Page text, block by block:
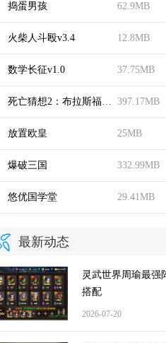
62.9MB
捣蛋男孩
12.8MB
火柴人斗殴v3.4
37.75MB
数学长征v1.0
397.17MB
死亡猜想2：布拉斯福德庄园
25MB
放置欧皇
332.99MB
爆破三国
29.41MB
悠优国学堂
最新动态
灵武世界周瑜最强
搭配
2026-07-20